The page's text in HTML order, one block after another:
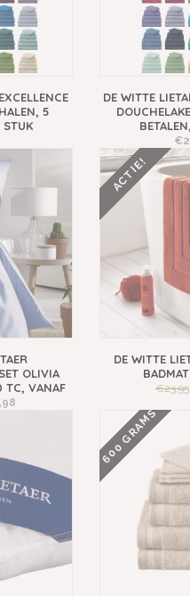
5
STUK
DE WITTE
OLIVIA
TC, VANAF
ACTIE!
DE WITTE
€23,95
600 GRAMS